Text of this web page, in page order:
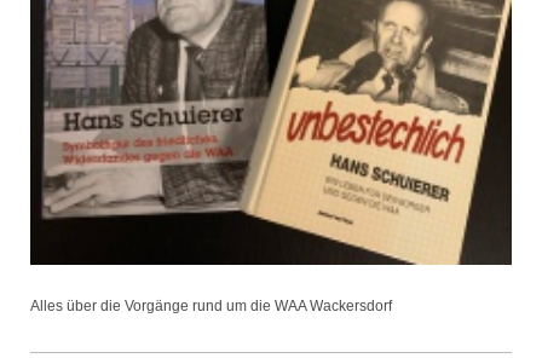
Alles über die Vorgänge rund um die WAA Wackersdorf